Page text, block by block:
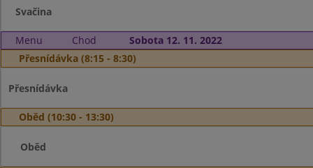
Svačina
Menu Chod
Sobota 12. 11. 2022
Přesnídávka (8:15 - 8:30)
Přesnídávka
Oběd (10:30 - 13:30)
Oběd